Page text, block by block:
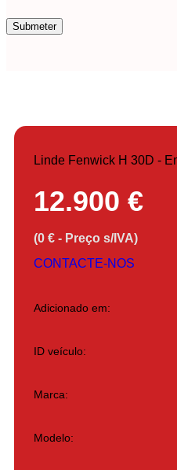
Linde Fenwick H 30D -
12.900 €
(0 € - Preço s/IVA)
CONTACTE-NOS
Adicionado em:
ID veículo:
Marca:
Modelo: